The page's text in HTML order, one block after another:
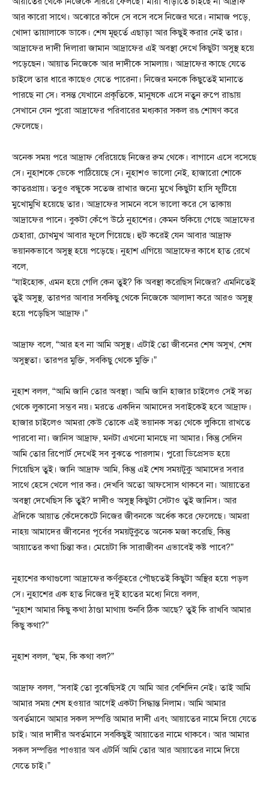
আর কারো সাথে। অঝোরে কাঁদে সে বসে বসে নিজের ঘরে। নামাজ পড়ে,
খোদা তায়ালাকে ডাকে। শেষ মূহুর্তে এছাড়া আর কিছুই করার নেই তার।
আদ্রাফের দাদী দিলারা জামান আদ্রাফের এই অবস্থা দেখে কিছুটা অসুস্থ হয়ে
পড়েছেন। আয়াত নিজেকে আর দাদীকে সামলায়। আদ্রাফের কাছে যেতে
চাইলে তার ধারে কাছেও যেতে পারেনা। নিজের মনকে কিছুতেই মানাতে
পারছে না সে। বসন্ত যেখানে প্রকৃতিকে, মানুষকে এসে নতুন রুপে রাঙায়
সেখানে যেন পুরো আদ্রাফের পরিবারের মধ্যকার সকল রঙ শোষণ করে
ফেলেছে।
অনেক সময় পরে আদ্রাফ বেরিয়েছে নিজের রুম থেকে। বাগানে এসে বসেছে
সে। নুহাশকে ডেকে পাঠিয়েছে সে। নুহাশও ভালো নেই, হাজারো শোকে
কাতরপ্রায়। তবুও বন্ধুকে সতেজ রাখার জন্যে মুখে কিছুটা হাসি ফুটিয়ে
মুখোমুখি হয়েছে তার। আদ্রাফের সামনে বসে ভালো করে সে তাকায়
আদ্রাফের পানে। বুকটা কেঁপে উঠে নুহাশের। কেমন শুকিয়ে গেছে আদ্রাফের
চেহারা, চোখমুখ আবার ফুলে গিয়েছে। হুট করেই যেন আবার আদ্রাফ
ভয়ানকভাবে অসুস্থ হয়ে পড়েছে। নুহাশ এগিয়ে আদ্রাফের কাধে হাত রেখে
বলে,
“যাইহোক, এমন হয়ে গেলি কেন তুই? কি অবস্থা করেছিস নিজের? এমনিতেই
তুই অসুস্থ, তারপর আবার সবকিছু থেকে নিজেকে আলাদা করে আরও অসুস্থ
হয়ে পড়েছিস আদ্রাফ।”
আদ্রাফ বলে, “আর হব না আমি অসুস্থ। এটাই তো জীবনের শেষ অসুখ, শেষ
অসুস্থতা। তারপর মুক্তি, সবকিছু থেকে মুক্তি।”
নুহাশ বলল, “আমি জানি তোর অবস্থা। আমি জানি হাজার চাইলেও সেই সত্য
থেকে লুকানো সম্ভব নয়। মরতে একদিন আমাদের সবাইকেই হবে আদ্রাফ।
হাজার চাইলেও আমরা কেউ তোকে এই ভয়ানক সত্য থেকে লুকিয়ে রাখতে
পারবো না। জানিস আদ্রাফ, মনটা এখনো মানছে না আমার। কিন্তু সেদিন
আমি তোর রিপোর্ট দেখেই সব বুঝতে পারলাম। পুরো ডিপ্রেসড হয়ে
গিয়েছিস তুই। জানি আদ্রাফ আমি, কিন্তু এই শেষ সময়টুকু আমাদের সবার
সাথে হেসে খেলে পার কর। দেখবি অতো আফসোস থাকবে না। আয়াতের
অবস্থা দেখেছিস কি তুই? দাদীও অসুস্থ কিছুটা সেটাও তুই জানিস। আর
ঐদিকে আয়াত কেঁদেকেটে নিজের জীবনকে অর্ধেক করে ফেলেছে। আমরা
নাহয় আমাদের জীবনের পূর্বের সময়টুকুতে অনেক মজা করেছি, কিন্তু
আয়াতের কথা চিন্তা কর। মেয়েটা কি সারাজীবন এভাবেই কষ্ট পাবে?”
নুহাশের কথাগুলো আদ্রাফের কর্ণকুহরে পৌছতেই কিছুটা অস্থির হয়ে পড়ল
সে। নুহাশের এক হাত নিজের দুই হাতের মধ্যে নিয়ে বলল,
“নুহাশ আমার কিছু কথা ঠাণ্ডা মাথায় শুনবি ঠিক আছে? তুই কি রাখবি আমার
কিছু কথা?”
নুহাশ বলল, “হুম, কি কথা বল?”
আদ্রাফ বলল, “সবাই তো বুঝেছিসই যে আমি আর বেশিদিন নেই। তাই আমি
আমার সময় শেষ হওয়ার আগেই একটা সিদ্ধান্ত নিলাম। আমি আমার
অবর্তমানে আমার সকল সম্পত্তি আমার দাদী এবং আয়াতের নামে দিয়ে যেতে
চাই। আর দাদীর অবর্তমানে সবকিছুই আয়াতের নামে থাকবে। আর আমার
সকল সম্পত্তির পাওয়ার অব এটর্নি আমি তোর আর আয়াতের নামে দিয়ে
যেতে চাই।”